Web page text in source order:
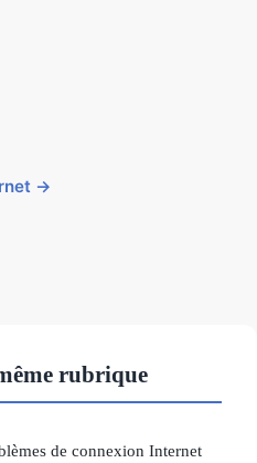
→
rubrique
de connexion Internet